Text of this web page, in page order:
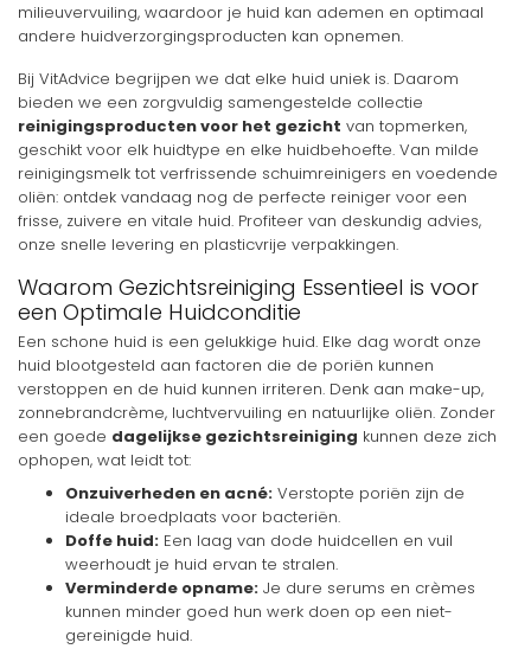
milieuvervuiling, waardoor je huid kan ademen en optimaal
andere huidverzorgingsproducten kan opnemen.
Bij VitAdvice begrijpen we dat elke huid uniek is. Daarom
bieden we een zorgvuldig samengestelde collectie
reinigingsproducten voor het gezicht van topmerken,
geschikt voor elk huidtype en elke huidbehoefte. Van milde
reinigingsmelk tot verfrissende schuimreinigers en voedende
oliën: ontdek vandaag nog de perfecte reiniger voor een
frisse, zuivere en vitale huid. Profiteer van deskundig advies,
onze snelle levering en plasticvrije verpakkingen.
Waarom Gezichtsreiniging Essentieel is voor
een Optimale Huidconditie
Een schone huid is een gelukkige huid. Elke dag wordt onze
huid blootgesteld aan factoren die de poriën kunnen
verstoppen en de huid kunnen irriteren. Denk aan make-up,
zonnebrandcrème, luchtvervuiling en natuurlijke oliën. Zonder
een goede dagelijkse gezichtsreiniging kunnen deze zich
ophopen, wat leidt tot:
Onzuiverheden en acné: Verstopte poriën zijn de
ideale broedplaats voor bacteriën.
Doffe huid: Een laag van dode huidcellen en vuil
weerhoudt je huid ervan te stralen.
Verminderde opname: Je dure serums en crèmes
kunnen minder goed hun werk doen op een niet-
gereinigde huid.